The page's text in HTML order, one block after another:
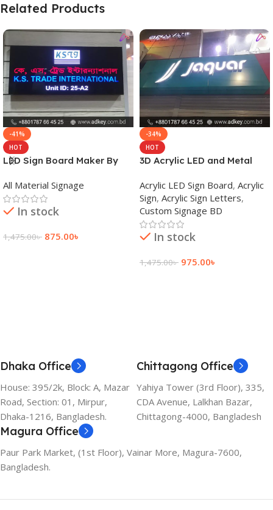
Related Products
-41%
HOT
LED Sign Board Maker By
Bangladesh
All Material Signage
In stock
1,475.00৳ 875.00৳
-34%
HOT
3D Acrylic LED and Metal
Acrylic LED Sign Board, Acrylic
Sign, Acrylic Sign Letters,
Custom Signage BD
In stock
1,475.00৳ 975.00৳
Dhaka Office
House: 395/2k, Block: A, Mazar
Road, Section: 01, Mirpur,
Dhaka-1216, Bangladesh.
Chittagong Office
Yahiya Tower (3rd Floor), 335,
CDA Avenue, Lalkhan Bazar,
Chittagong-4000, Bangladesh
Magura Office
Paur Park Market, (1st Floor), Vainar More, Magura-7600,
Bangladesh.